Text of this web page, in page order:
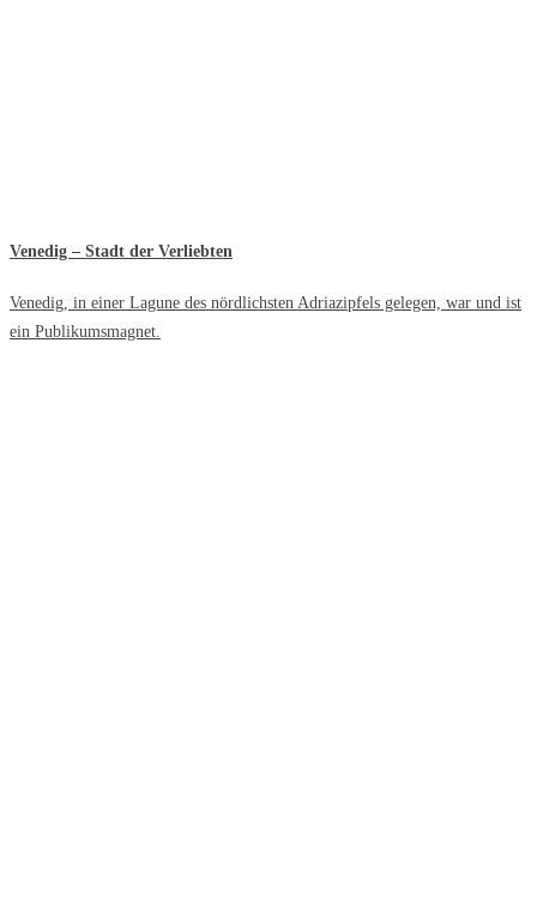
Venedig – Stadt der Verliebten
Venedig, in einer Lagune des nördlichsten Adriazipfels gelegen, war und ist
ein Publikumsmagnet.